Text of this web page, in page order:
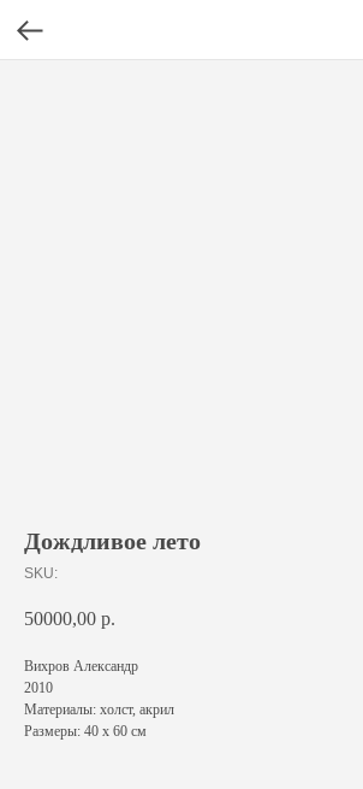
Дождливое лето
SKU:
50000,00 р.
Вихров Александр
2010
Материалы: холст, акрил
Размеры: 40 х 60 см